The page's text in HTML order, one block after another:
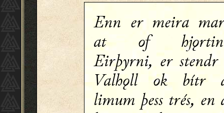
Enn er meira
at of
Eirþyrni, er stendr
Valhǫll ok bítr
limum þess trés, en